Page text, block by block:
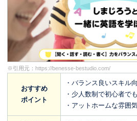
※引用元： https://benesse-bestudio.com/
おすすめ
ポイント
・バランス良いスキル
・少人数制で初心者で
・アットホームな雰囲